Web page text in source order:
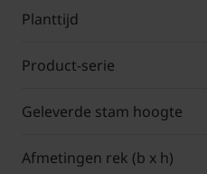
Planttijd
Product-serie
Geleverde stam hoogte
Afmetingen rek (b x h)